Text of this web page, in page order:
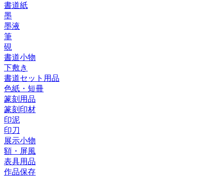
書道紙
墨
墨液
筆
硯
書道小物
下敷き
書道セット用品
色紙・短冊
篆刻用品
篆刻印材
印泥
印刀
展示小物
額・屏風
表具用品
作品保存